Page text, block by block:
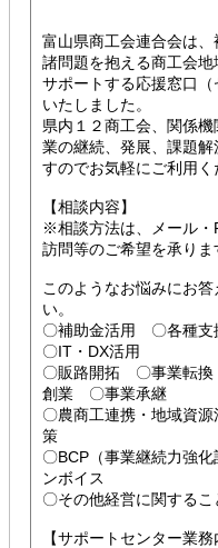
富山県商工会連合会は、
諸問題を抱える商工会
サポートする応援窓口
いたしました。
県内１２商工会、関係
業の継続、発展、課題
すのでお気軽にご利用く
【相談内容】
※相談方法は、メール・
訪問等のご希望を承りま
このようなお悩みにお
い。
〇補助金活用 〇各種
〇IT・DX活用
〇販路開拓 〇事業転
創業 〇事業承継
〇農商工連携・地域資
策
〇BCP（事業継続力強
ンボイス
〇その他経営に関するこ
【サポートセンター業務